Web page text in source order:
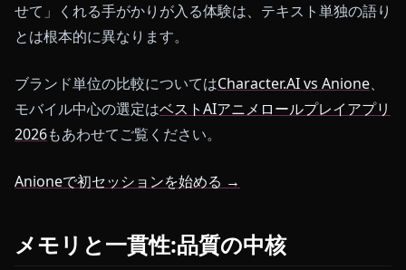
せて」くれる手がかりが入る体験は、テキスト単独の語り
とは根本的に異なります。
ブランド単位の比較についてはCharacter.AI vs Anione、
モバイル中心の選定はベストAIアニメロールプレイアプリ
2026もあわせてご覧ください。
Anioneで初セッションを始める →
メモリと一貫性:品質の中核